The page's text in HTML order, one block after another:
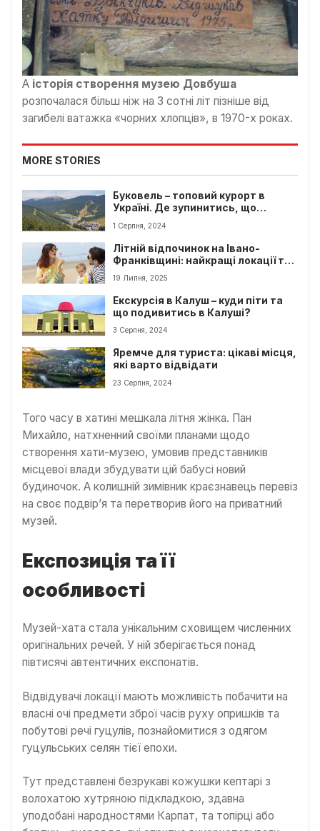
А історія створення музею Довбуша
розпочалася більш ніж на 3 сотні літ пізніше від
загибелі ватажка «чорних хлопців», в 1970-х роках.
MORE STORIES
Буковель – топовий курорт в
Україні. Де зупинитись, що
подивитись
1 Серпня, 2024
Літній відпочинок на Івано-
Франківщині: найкращі локації та
ідеї для подорожі
19 Липня, 2025
Екскурсія в Калуш – куди піти та
що подивитись в Калуші?
3 Серпня, 2024
Яремче для туриста: цікаві місця,
які варто відвідати
23 Серпня, 2024
Того часу в хатині мешкала літня жінка. Пан
Михайло, натхненний своїми планами щодо
створення хати-музею, умовив представників
місцевої влади збудувати цій бабусі новий
будиночок. А колишній зимівник краєзнавець перевіз
на своє подвір’я та перетворив його на приватний
музей.
Експозиція та її
особливості
Музей-хата стала унікальним сховищем численних
оригінальних речей. У ній зберігається понад
півтисячі автентичних експонатів.
Відвідувачі локації мають можливість побачити на
власні очі предмети зброї часів руху опришків та
побутові речі гуцулів, познайомитися з одягом
гуцульських селян тієї епохи.
Тут представлені безрукаві кожушки кептарі з
волохатою хутряною підкладкою, здавна
уподобані народностями Карпат, та топірці або